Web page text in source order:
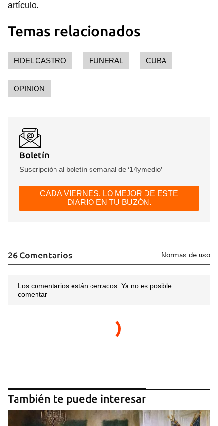
artículo.
Temas relacionados
FIDEL CASTRO FUNERAL CUBA
OPINIÓN
Boletín
Suscripción al boletín semanal de ‘14ymedio’.
CADA VIERNES, LO MEJOR DE ESTE
DIARIO EN TU BUZÓN.
26 Comentarios Normas de uso
Los comentarios están cerrados. Ya no es posible
comentar
También te puede interesar